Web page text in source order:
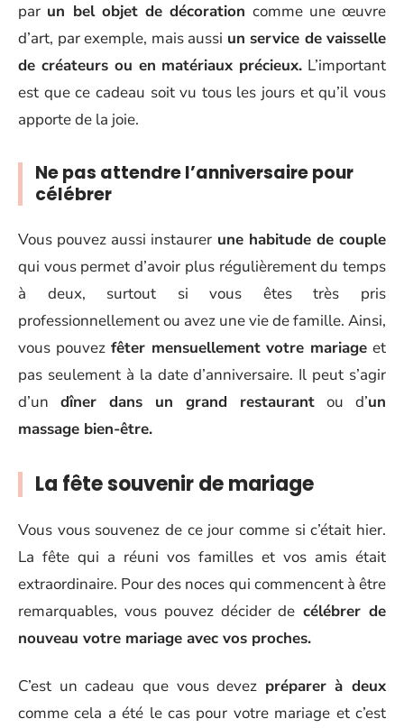
par un bel objet de décoration comme une œuvre
d’art, par exemple, mais aussi un service de vaisselle
de créateurs ou en matériaux précieux. L’important
est que ce cadeau soit vu tous les jours et qu’il vous
apporte de la joie.
Ne pas attendre l’anniversaire pour
célébrer
Vous pouvez aussi instaurer une habitude de couple
qui vous permet d’avoir plus régulièrement du temps
à deux, surtout si vous êtes très pris
professionnellement ou avez une vie de famille. Ainsi,
vous pouvez fêter mensuellement votre mariage et
pas seulement à la date d’anniversaire. Il peut s’agir
d’un dîner dans un grand restaurant ou d’un
massage bien-être.
La fête souvenir de mariage
Vous vous souvenez de ce jour comme si c’était hier.
La fête qui a réuni vos familles et vos amis était
extraordinaire. Pour des noces qui commencent à être
remarquables, vous pouvez décider de célébrer de
nouveau votre mariage avec vos proches.
C’est un cadeau que vous devez préparer à deux
comme cela a été le cas pour votre mariage et c’est